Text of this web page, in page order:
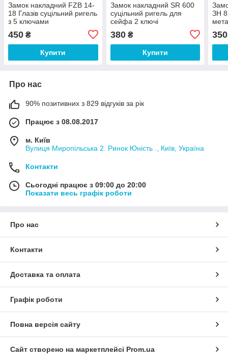
Замок накладний FZB 14-
18 Глазів суцільний ригель
з 5 ключами
450 ₴
Купити
Замок накладний SR 600
суцільний ригель для
сейфа 2 ключі
380₴
Купити
ЗН 8
350
Про нас
90% позитивних з 829 відгуків за рік
Працює з 08.08.2017
м. Київ
Вулиця Миропільська 2. Ринок Юність ., Київ, Україна
Контакти
Сьогодні працює з 09:00 до 20:00
Показати весь графік роботи
Про нас
Контакти
Доставка та оплата
Графік роботи
Повна версія сайту
Сайт створено на маркетплейсі Prom.ua